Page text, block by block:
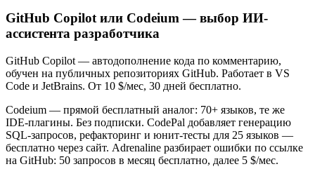
GitHub Copilot или Codeium — выбор ИИ-
ассистента разработчика
GitHub Copilot — автодополнение кода по комментарию,
обучен на публичных репозиториях GitHub. Работает в VS
Code и JetBrains. От 10 $/мес, 30 дней бесплатно.
Codeium — прямой бесплатный аналог: 70+ языков, те же
IDE-плагины. Без подписки. CodePal добавляет генерацию
SQL-запросов, рефакторинг и юнит-тесты для 25 языков —
бесплатно через сайт. Adrenaline разбирает ошибки по ссылке
на GitHub: 50 запросов в месяц бесплатно, далее 5 $/мес.